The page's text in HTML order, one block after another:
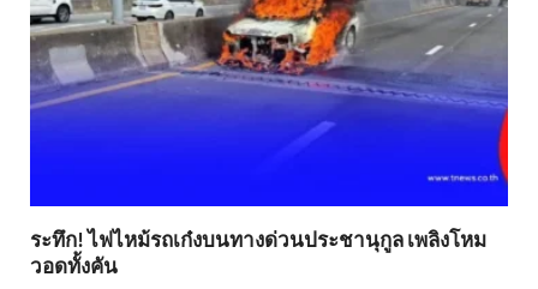
ระทึก! ไฟไหม้รถเก๋งบนทางด่วนประชานุกูล เพลิงโหม
วอดทั้งคัน